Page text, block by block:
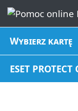
Wybierz kartę
ESET